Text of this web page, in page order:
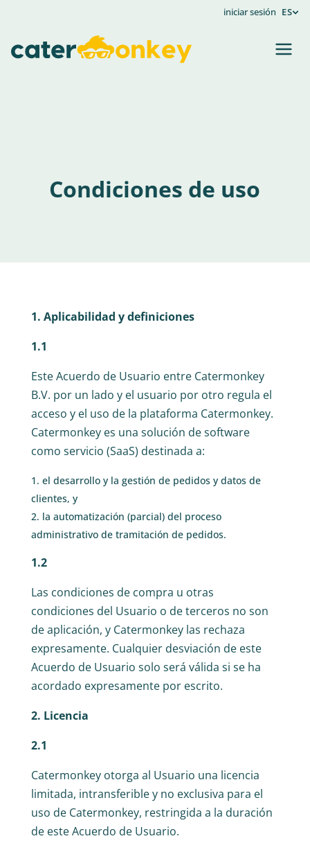
iniciar sesión ES
Condiciones de uso
1. Aplicabilidad y definiciones
1.1
Este Acuerdo de Usuario entre Catermonkey
B.V. por un lado y el usuario por otro regula el
acceso y el uso de la plataforma Catermonkey.
Catermonkey es una solución de software
como servicio (SaaS) destinada a:
el desarrollo y la gestión de pedidos y datos de
clientes, y
la automatización (parcial) del proceso
administrativo de tramitación de pedidos.
1.2
Las condiciones de compra u otras
condiciones del Usuario o de terceros no son
de aplicación, y Catermonkey las rechaza
expresamente. Cualquier desviación de este
Acuerdo de Usuario solo será válida si se ha
acordado expresamente por escrito.
2. Licencia
2.1
Catermonkey otorga al Usuario una licencia
limitada, intransferible y no exclusiva para el
uso de Catermonkey, restringida a la duración
de este Acuerdo de Usuario.